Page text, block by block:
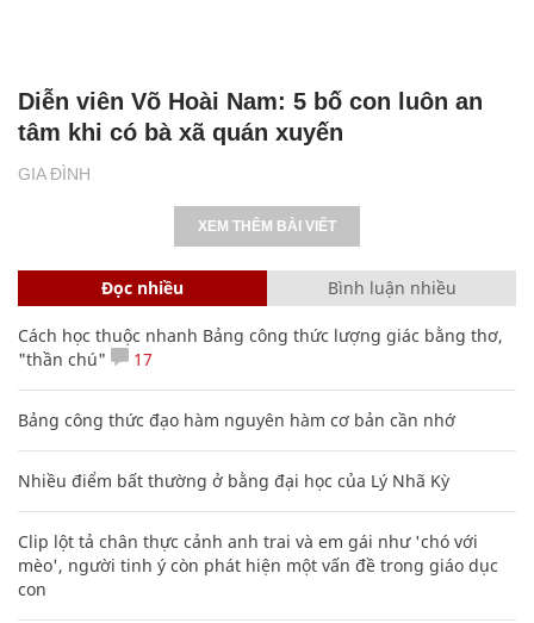
GIA ĐÌNH
Diễn viên Võ Hoài Nam: 5 bố con luôn an
tâm khi có bà xã quán xuyến
XEM THÊM BÀI VIẾT
Đọc nhiều Bình luận nhiều
Cách học thuộc nhanh Bảng công thức lượng giác bằng thơ,
"thần chú"
17
Bảng công thức đạo hàm nguyên hàm cơ bản cần nhớ
Nhiều điểm bất thường ở bằng đại học của Lý Nhã Kỳ
Clip lột tả chân thực cảnh anh trai và em gái như 'chó với
mèo', người tinh ý còn phát hiện một vấn đề trong giáo dục
con